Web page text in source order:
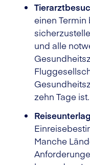
einen
und alle
zehn Tage ist.
Manche